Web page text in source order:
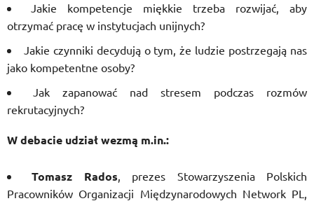
Jakie kompetencje miękkie trzeba rozwijać, aby
otrzymać pracę w instytucjach unijnych?
Jakie czynniki decydują o tym, że ludzie postrzegają nas
jako kompetentne osoby?
Jak zapanować nad stresem podczas rozmów
rekrutacyjnych?
W debacie udział wezmą m.in.:
Tomasz Rados, prezes Stowarzyszenia Polskich
Pracowników Organizacji Międzynarodowych Network PL,